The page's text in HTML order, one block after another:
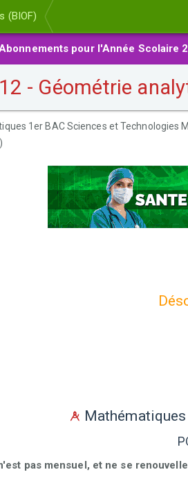
(BIOF)
pour l'Année Scolaire
- Géométrie
1er BAC Sciences et Technologies
pas mensuel, et ne se